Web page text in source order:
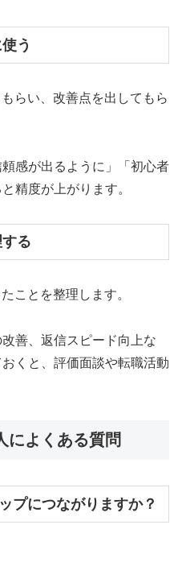
う
らい、改善点を出してもら
感が出るように」「初心者
精度が上がります。
る
ことを整理します。
善、返信スピード向上な
くと、評価面談や転職活動
によくある質問
プにつながりますか？